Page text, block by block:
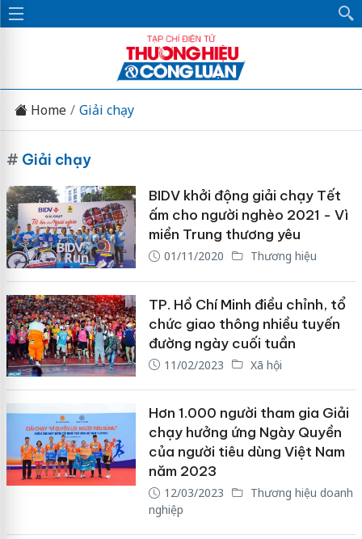
Home Giải chạy
# Giải chạy
BIDV khởi động giải chạy Tết
ấm cho người nghèo 2021 - Vì
miền Trung thương yêu
01/11/2020 Thương hiệu
TP. Hồ Chí Minh điều chỉnh, tổ
chức giao thông nhiều tuyến
đường ngày cuối tuần
11/02/2023 Xã hội
Hơn 1.000 người tham gia Giải
chạy hưởng ứng Ngày Quyền
của người tiêu dùng Việt Nam
năm 2023
12/03/2023
Thương hiệu doanh
nghiệp